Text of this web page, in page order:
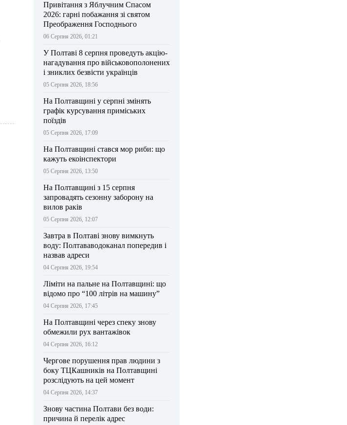
Привітання з Яблучним Спасом
2026: гарні побажання зі святом
Преображення Господнього
06 Серпня 2026, 01:21
У Полтаві 8 серпня проведуть акцію-
нагадування про військовополонених
і зниклих безвісти українців
05 Серпня 2026, 18:56
На Полтавщині у серпні змінять
графік курсування приміських
поїздів
05 Серпня 2026, 17:09
На Полтавщині стався мор риби: що
кажуть екоінспектори
05 Серпня 2026, 13:50
На Полтавщині з 15 серпня
запровадять сезонну заборону на
вилов раків
05 Серпня 2026, 12:07
Завтра в Полтаві знову вимкнуть
воду: Полтававодоканал попередив і
назвав адреси
04 Серпня 2026, 19:54
Ліміти на пальне на Полтавщині: що
відомо про “100 літрів на машину”
04 Серпня 2026, 17:45
На Полтавщині через спеку знову
обмежили рух вантажівок
04 Серпня 2026, 16:12
Чергове порушення прав людини з
боку ТЦКашників на Полтавщині
розслідують на цей момент
04 Серпня 2026, 14:37
Знову частина Полтави без води:
причина й перелік адрес